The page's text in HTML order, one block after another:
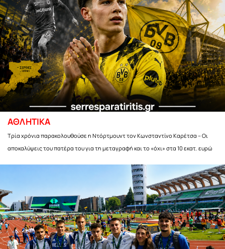
ΑΘΛΗΤΙΚΑ
Τρία χρόνια παρακολουθούσε η Ντόρτμουντ τον Κωνσταντίνο Καρέτσα – Οι
αποκαλύψεις του πατέρα του για τη μεταγραφή και το «όχι» στα 10 εκατ. ευρώ